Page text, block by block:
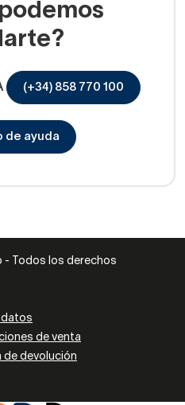
(+34) 858 770 100
de ayuda
Todos los derechos
datos
de venta
de devolución